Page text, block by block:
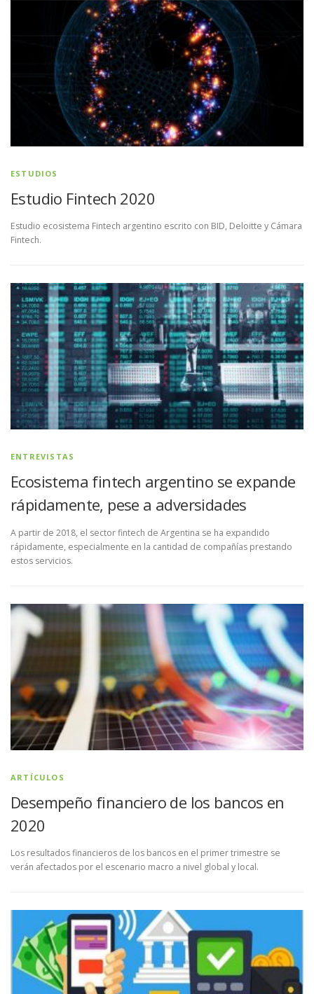
ESTUDIOS
Estudio Fintech 2020
Estudio ecosistema Fintech argentino escrito con BID, Deloitte y Cámara
Fintech.
ENTREVISTAS
Ecosistema fintech argentino se expande
rápidamente, pese a adversidades
A partir de 2018, el sector fintech de Argentina se ha expandido
rápidamente, especialmente en la cantidad de compañías prestando
estos servicios.
ARTÍCULOS
Desempeño financiero de los bancos en
2020
Los resultados financieros de los bancos en el primer trimestre se
verán afectados por el escenario macro a nivel global y local.